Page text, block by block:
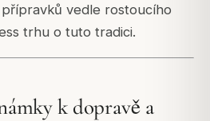
vedle rostoucího
trhu o tuto tradici.
k dopravě a